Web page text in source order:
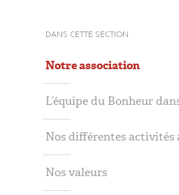
DANS CETTE SECTION
Notre association
L’équipe du Bonheur
Nos différentes activités
Nos valeurs